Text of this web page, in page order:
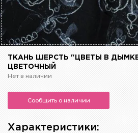
ТКАНЬ ШЕРСТЬ "ЦВЕТЫ В
ЦВЕТОЧНЫЙ
Нет в наличии
Сообщить о наличии
Характеристики: